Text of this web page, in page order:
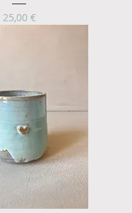
Prix
25,00 €